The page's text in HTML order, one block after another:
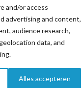
and/or access
advertising and content,
audience research,
data, and
Alles accepteren